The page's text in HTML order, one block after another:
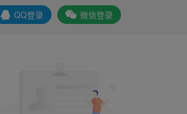
QQ登录 微信登录